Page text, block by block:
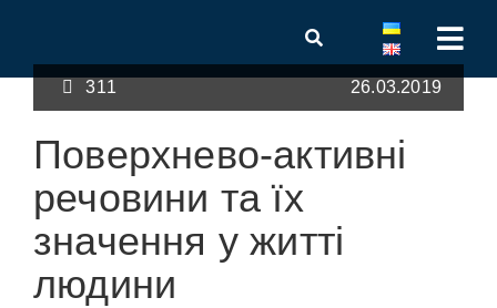
311 26.03.2019
Поверхнево-активні
речовини та їх
значення у житті
людини